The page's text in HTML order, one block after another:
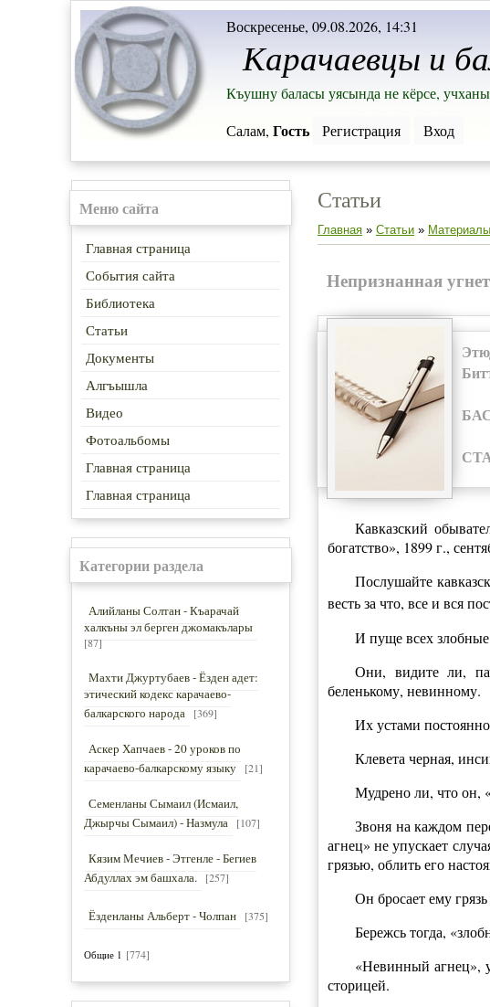
Воскресенье, 09.08.2026, 14:31
Карачаевцы и
Салам, Гость Регистрация Вход
Къушну баласы уясында не кёрсе,
Меню сайта
Главная страница
События сайта
Библиотека
Статьи
Документы
Алгъышла
Видео
Фотоальбомы
Главная страница
Главная страница
Категории раздела
Алийланы Солтан - Къарачай
халкъны эл берген джомакълары
[87]
Махти Джуртубаев - Ёзден адет:
этический кодекс карачаево-
балкарского народа
[369]
Аскер Хапчаев - 20 уроков по
карачаево-балкарскому языку
[21]
Семенланы Сымаил (Исмаил,
Джырчы Сымаил) - Назмула
[107]
Кязим Мечиев - Этгенле - Бегиев
Абдуллах эм башхала.
[257]
Ёзденланы Альберт - Чолпан [375]
Общие 1 [774]
Статьи
Главная » Статьи »
Непризнанная
Кавказский
богатство», 1899 г.,
Послушайте
весть за что, все и вся
И пуще всех злобные
Они, видите ли,
беленькому, невинному.
Их устами
Клевета черная,
Мудрено ли, что он,
Звоня на каждом
агнец» не упускает
грязью, облить его
Он бросает ему
Бережсь тогда,
«Невинный агнец»,
сторицей.